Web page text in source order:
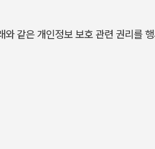
같은 개인정보 보호 관련 권리를